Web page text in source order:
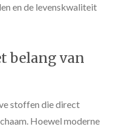
en de levenskwaliteit
belang van
stoffen die direct
Hoewel moderne